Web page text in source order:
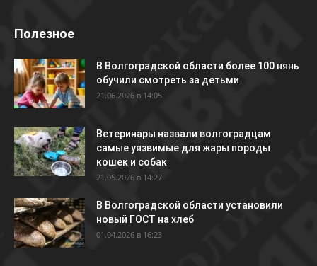
Полезное
В Волгоградской области более 100 нянь
обучили смотреть за детьми
21.06.2026 в 14:05
Ветеринары назвали волгоградцам
самые уязвимые для жары породы
кошек и собак
21.05.2026 в 14:27
В Волгоградской области установили
новый ГОСТ на хлеб
01.04.2026 в 16:23